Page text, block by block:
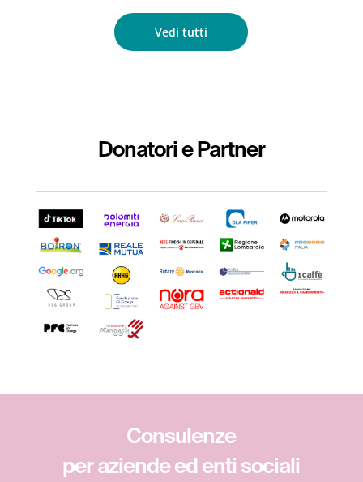
Vedi tutti
Donatori e Partner
Consulenze
per aziende ed enti sociali